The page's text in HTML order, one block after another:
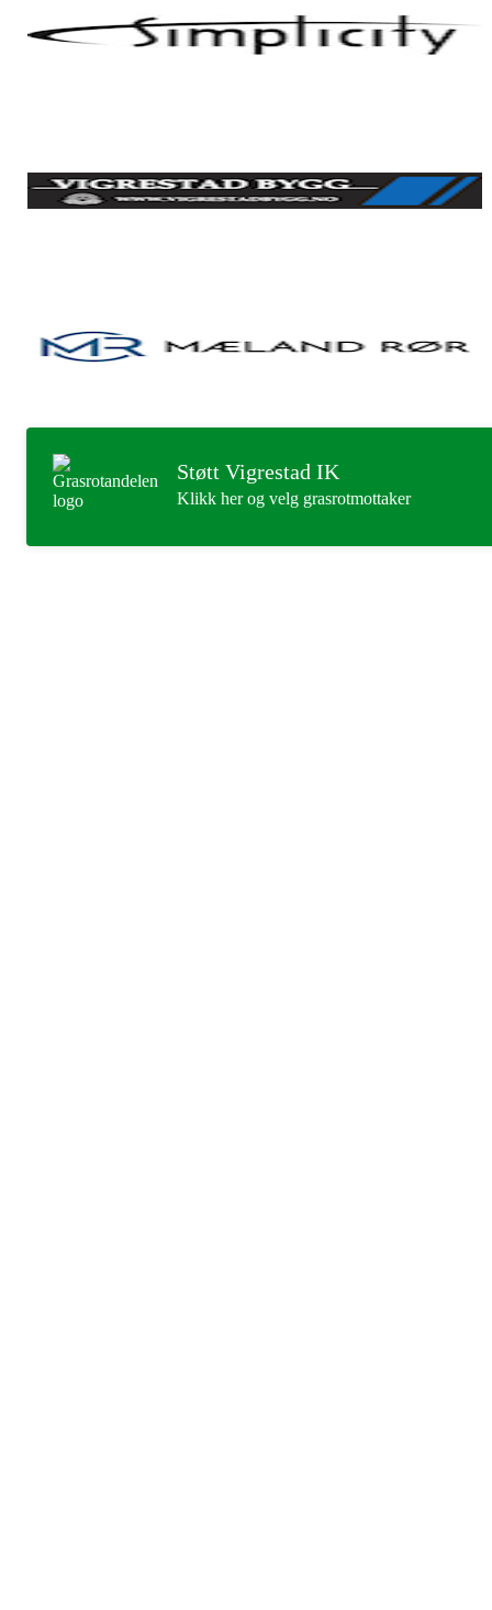
Støtt Vigrestad IK
Klikk her og velg grasrotmottaker